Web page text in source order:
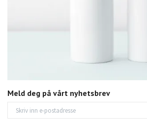
Meld deg på vårt nyhetsbrev